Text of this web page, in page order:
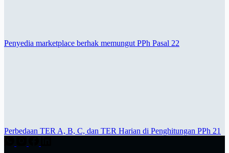
Penyedia marketplace berhak memungut PPh Pasal 22
Perbedaan TER A, B, C, dan TER Harian di Penghitungan PPh 21